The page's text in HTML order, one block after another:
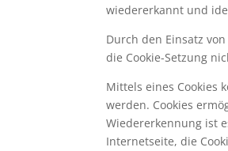
wiedererkannt und
Durch den Einsatz
die Cookie-Setzung
Mittels eines Cookies
werden. Cookies
Wiedererkennung ist
Internetseite, die